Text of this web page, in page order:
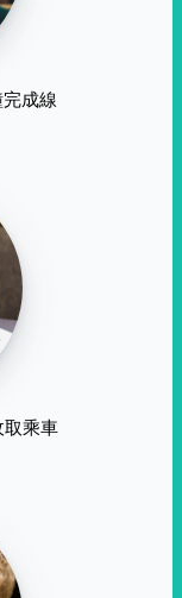
成線
取乘車